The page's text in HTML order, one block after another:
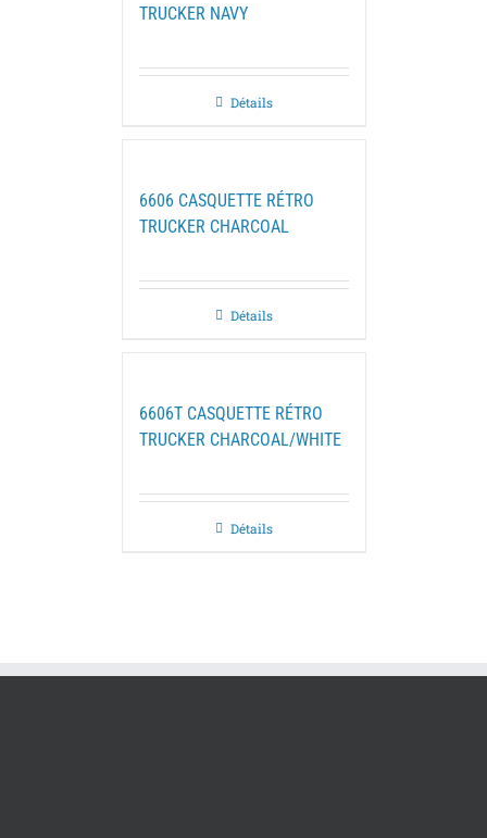
TRUCKER NAVY
Détails
6606 CASQUETTE RÉTRO
TRUCKER CHARCOAL
Détails
6606T CASQUETTE RÉTRO
TRUCKER CHARCOAL/WHITE
Détails